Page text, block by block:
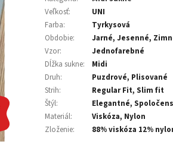
Veľkosť:
UNI
Farba:
Tyrkysová
Obdobie:
Jarné, Jesenné,
Vzor:
Jednofarebné
Dĺžka sukne:
Midi
Druh:
Puzdrové, Plisované
Strih:
Regular Fit, Slim fit
Štýl:
Elegantné,
Materiál:
Viskóza, Nylon
Zloženie: 88% viskóza 12%